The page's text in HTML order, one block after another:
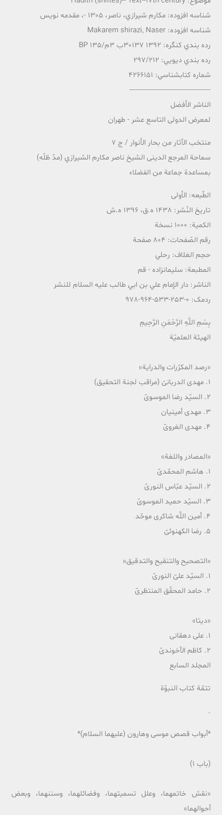
شناسه افزوده: مکارم شيرازي، ناصر، 1305 -، مقدمه نویس
شناسه افزوده: Makarem shirazi, Naser
رده بندي کنگره: 1392 30137ب 3م/135 BP
رده بندي ديويي: 297/212
شماره کتابشناسي: 4266151
-----------------------------------------
الناشر الأفضل
لمعرض الدولی التاسع عشر - طهران
منتخب الآثار من بحار الأنوار / ج 7
سماحة المرجع الدینی الشیخ ناصر مکارم الشيرازي (مدّ ظلّه)
بمساعدة جماعة من الفضلاء
الطّبعه: الأولی
تاريخ النّشر: 1438 ه.ق، 1396 ه.ش
الکمية: 1000 نسخة
رقم الصّفحات: 804 صفحة
حجم الغلاف: رحلي
المطبعة: سليمانزاده - قم
الناشر: دار الإمام علي بن ابي طالب عليه السلام للنشر
ردمک: 0-253-533-964-978
بِسْمِ اللَّهِ الرَّحْمَنِ الرَّحِيمِ
الهیئة العلمیّة
«رصد المکرّرات والدرایة»
1. مهدی الدربانیّ (مراقب لجنة التحقیق)
2. السیّد رضا الموسویّ
3. مهدی أمینیان
4. مهدی الغرویّ
«المصادر واللغة»
1. هاشم المحمّدیّ
2. السیّد عبّاس النوریّ
3. السیّد حمید الموسویّ
4. أمین اللَّه شاکری موحّد
5. رضا الکهنوئیّ
«التصحیح والتنقیح والتدقیق»
1. السیّد علیّ النوریّ
2. حامد المحقّق المنتظریّ
«دیتا»
1. علی دهقانی
2. کاظم الآخوندیّ
المجلد السابع
تتمّة کتاب النبوّة
.
*أبواب قصص موسى وهارون (علیهما السلام)*
(باب 1)
«نقش خاتمهما، وعلل تسمیتهما، وفضائلهما، وسننهما، وبعض
أحوالهما»